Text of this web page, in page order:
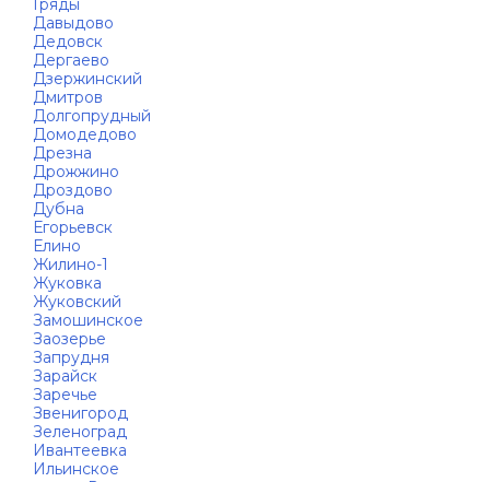
Гряды
Давыдово
Дедовск
Дергаево
Дзержинский
Дмитров
Долгопрудный
Домодедово
Дрезна
Дрожжино
Дроздово
Дубна
Егорьевск
Елино
Жилино-1
Жуковка
Жуковский
Замошинское
Заозерье
Запрудня
Зарайск
Заречье
Звенигород
Зеленоград
Ивантеевка
Ильинское